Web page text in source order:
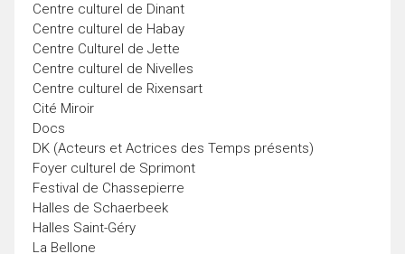
Centre culturel de Dinant
Centre culturel de Habay
Centre Culturel de Jette
Centre culturel de Nivelles
Centre culturel de Rixensart
Cité Miroir
Docs
DK (Acteurs et Actrices des Temps présents)
Foyer culturel de Sprimont
Festival de Chassepierre
Halles de Schaerbeek
Halles Saint-Géry
La Bellone